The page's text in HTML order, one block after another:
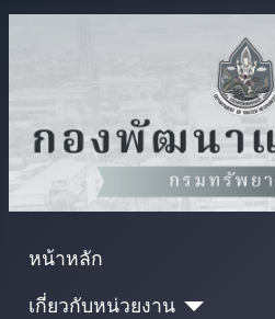
หน้าหลัก
เกี่ยวกับหน่วยงาน